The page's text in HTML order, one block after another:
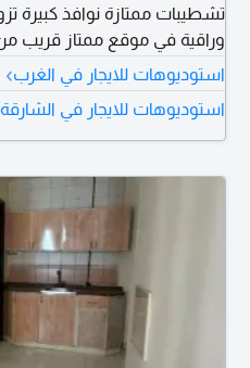
تشطيبات ممتازة نوافذ كبيرة
وراقية في موقع ممتاز
شهر مجاني
استوديوهات للايجار في الغرب›
استوديوهات للايجار في الشارقة